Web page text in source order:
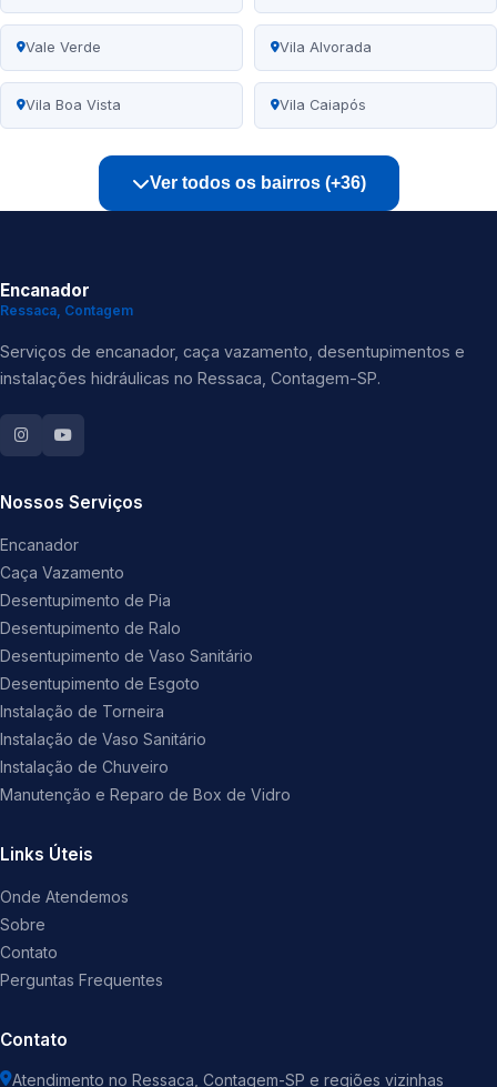
Vale Verde Vila Alvorada
Vila Boa Vista Vila Caiapós
Ver todos os bairros (+36)
Encanador
Ressaca, Contagem
Serviços de encanador, caça vazamento, desentupimentos e
instalações hidráulicas no Ressaca, Contagem-SP.
Nossos Serviços
Encanador
Caça Vazamento
Desentupimento de Pia
Desentupimento de Ralo
Desentupimento de Vaso Sanitário
Desentupimento de Esgoto
Instalação de Torneira
Instalação de Vaso Sanitário
Instalação de Chuveiro
Manutenção e Reparo de Box de Vidro
Links Úteis
Onde Atendemos
Sobre
Contato
Perguntas Frequentes
Contato
Atendimento no Ressaca, Contagem-SP e regiões vizinhas